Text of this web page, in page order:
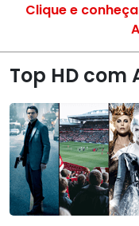
Clique e
Top HD com